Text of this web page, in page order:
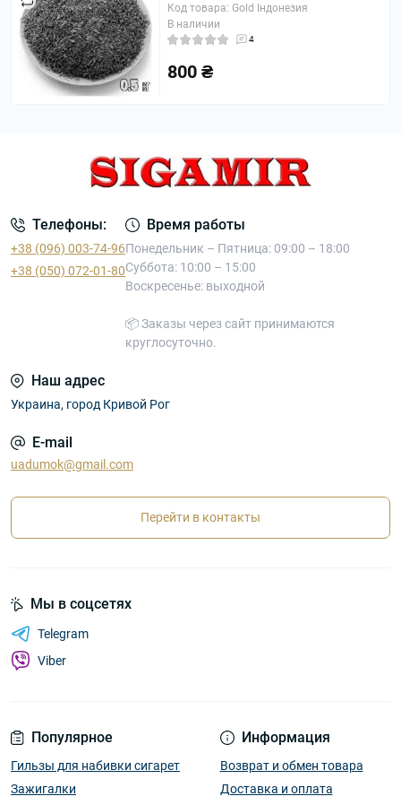
Код товара: Gold Індонезия
В наличии
4
800 ₴
Телефоны:
+38 (096) 003-74-96
+38 (050) 072-01-80
Время работы
Понедельник – Пятница: 09:00 – 18:00
Суббота: 10:00 – 15:00
Воскресенье: выходной
📦 Заказы через сайт принимаются
круглосуточно.
Наш адрес
Украина, город Кривой Рог
E-mail
uadumok@gmail.com
Перейти в контакты
Популярное
Гильзы для набивки сигарет
Зажигалки
Информация
Возврат и обмен товара
Доставка и оплата
Мы в соцсетях
Telegram
Viber